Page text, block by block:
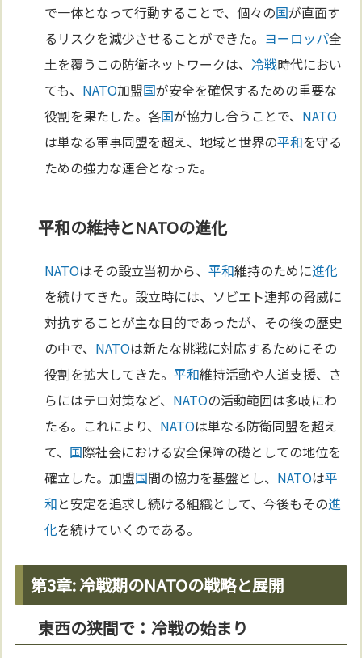
で一体となって行動することで、個々の国が直面す
るリスクを減少させることができた。 ヨーロッパ全
土を覆うこの防衛ネットワークは、 冷戦時代におい
ても、 NATO加盟国が安全を確保するための重要な
役割を果たした。各国が協力し合うことで、 NATO
は単なる軍事同盟を超え、地域と世界の平和を守る
ための強力な連合となった。
平和の維持とNATOの進化
NATOはその設立当初から、平和維持のために進化
を続けてきた。設立時には、ソビエト連邦の脅威に
対抗することが主な目的であったが、その後の歴史
の中で、 NATOは新たな挑戦に対応するためにその
役割を拡大してきた。平和維持活動や人道支援、さ
らにはテロ対策など、 NATOの活動範囲は多岐にわ
たる。これにより、 NATOは単なる防衛同盟を超え
て、 国際社会における安全保障の礎としての地位を
確立した。加盟国間の協力を基盤とし、 NATOは平
和と安定を追求し続ける組織として、今後もその進
化を続けていくのである。
第3章: 冷戦期のNATOの戦略と展開
東西の狭間で：冷戦の始まり